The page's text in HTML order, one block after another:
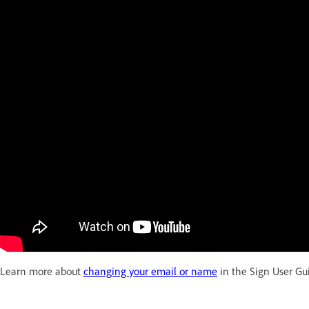
Learn more about changing your email or name in the Sign User